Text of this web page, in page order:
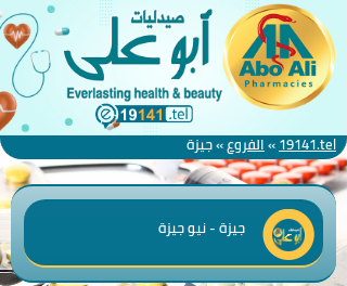
19141.tel
»الفروع»جيزة
جيزة - نيو جيزة